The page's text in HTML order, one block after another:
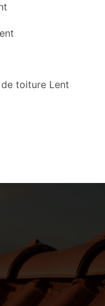
toiture Lent